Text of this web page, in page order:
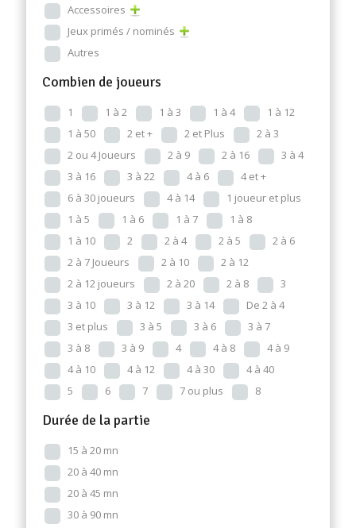
Accessoires
Jeux primés / nominés
Autres
Combien de joueurs
1 1 à 2 1 à 3 1 à 4
1 à 12
1 à 50
2 et + 2 et Plus
2 à 3
2 ou 4 Joueurs
2 à 9 2 à 16
3 à 4
3 à 16
3 à 22 4 à 6
4 et +
6 à 30 joueurs
4 à 14
1 joueur et plus
1 à 5
1 à 6 1 à 7
1 à 8
1 à 10
2 2 à 4 2 à 5
2 à 6
2 à 7 Joueurs
2 à 10
2 à 12
2 à 12 joueurs
2 à 20 2 à 8
3
3 à 10
3 à 12 3 à 14
De 2 à 4
3 et plus
3 à 5 3 à 6
3 à 7
3 à 8
3 à 9 4 4 à 8
4 à 9
4 à 10
4 à 12 4 à 30
4 à 40
5
6 7 7 ou plus 8
Durée de la partie
15 à 20 mn
20 à 40 mn
20 à 45 mn
30 à 90 mn